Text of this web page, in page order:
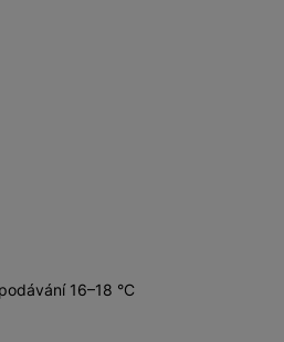
16–18 °C